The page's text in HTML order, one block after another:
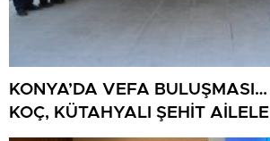
KONYA’DA VEFA BULUŞMASI…
KOÇ, KÜTAHYALI ŞEHİT
GAZİLERİ AĞIRLADI